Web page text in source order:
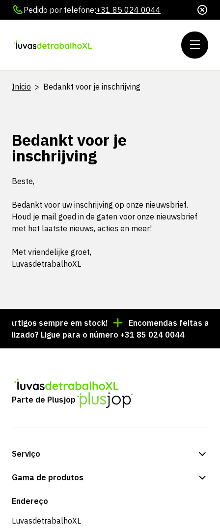
Pedido por telefone:+31 85 024 0044
Início > Bedankt voor je inschrijving
Bedankt voor je
inschrijving
Beste,
Bedankt voor uw inschrijving op onze nieuwsbrief.
Houd je mail goed in de gaten voor onze nieuwsbrief
met het laatste nieuws, acties en meer!
Met vriendelijke groet,
LuvasdetrabalhoXL
artigos sempre em stock!
Encomendas feitas até
Ligue para o número +31 85 024 0044
Parte de Plusjop
Serviço
Opções de pagamento
Devoluções e serviço
Gama de produtos
Loja
Endereço
LuvasdetrabalhoXL